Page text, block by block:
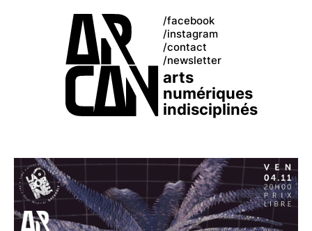
facebook
instagram
contact
newsletter
arts
numériques
indisciplinés